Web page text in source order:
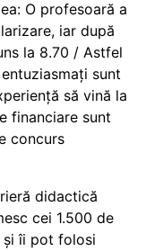
O profesoară a
iar după
la 8.70 / Astfel
sunt
să vină la
financiare sunt
concurs
didactică
cei 1.500 de
și îi pot folosi